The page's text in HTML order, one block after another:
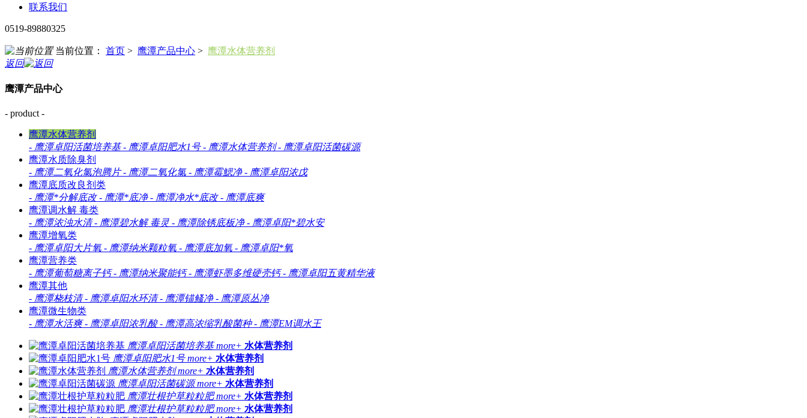
联系我们
0519-89880325
当前位置： 首页 > 鹰潭产品中心 > 鹰潭水体营养剂
返回
鹰潭产品中心
- product -
鹰潭水体营养剂
- 鹰潭卓阳活菌培养基 - 鹰潭卓阳肥水1号 - 鹰潭水体营养剂 - 鹰潭卓阳活菌碳源
鹰潭水质除臭剂
- 鹰潭二氧化氯泡腾片 - 鹰潭二氧化氯 - 鹰潭霉鰓净 - 鹰潭卓阳浓戊
鹰潭底质改良剂类
- 鹰潭*分解底改 - 鹰潭*底净 - 鹰潭净水*底改 - 鹰潭底爽
鹰潭调水解 毒类
- 鹰潭浓浊水清 - 鹰潭碧水解 毒灵 - 鹰潭除锈底板净 - 鹰潭卓阳*碧水安
鹰潭增氧类
- 鹰潭卓阳大片氧 - 鹰潭纳米颗粒氧 - 鹰潭底加氧 - 鹰潭卓阳*氧
鹰潭营养类
- 鹰潭葡萄糖离子钙 - 鹰潭纳米聚能钙 - 鹰潭虾墨多维硬壳钙 - 鹰潭卓阳五黄精华液
鹰潭其他
- 鹰潭桡枝清 - 鹰潭卓阳水环清 - 鹰潭锚鳋净 - 鹰潭原丛净
鹰潭微生物类
- 鹰潭水活爽 - 鹰潭卓阳浓乳酸 - 鹰潭高浓缩乳酸菌种 - 鹰潭EM调水王
鹰潭卓阳活菌培养基more+ 水体营养剂
鹰潭卓阳肥水1号more+ 水体营养剂
鹰潭水体营养剂more+ 水体营养剂
鹰潭卓阳活菌碳源more+ 水体营养剂
鹰潭壮根护草粒粒肥more+ 水体营养剂
鹰潭壮根护草粒粒肥more+ 水体营养剂